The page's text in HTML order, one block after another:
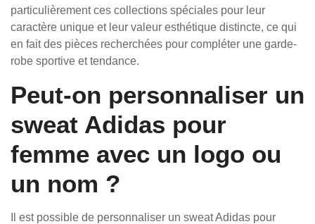
particulièrement ces collections spéciales pour leur
caractère unique et leur valeur esthétique distincte, ce qui
en fait des pièces recherchées pour compléter une garde-
robe sportive et tendance.
Peut-on personnaliser un
sweat Adidas pour
femme avec un logo ou
un nom ?
Il est possible de personnaliser un sweat Adidas pour